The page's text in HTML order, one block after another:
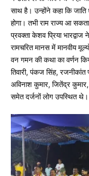
साथ है। उन्होंने कहा कि जाति
होगा। तभी राम राज्य आ
प्रवक्ता केशव प्रिया
रामचरित मानस में मानवीय
वन गमन की कथा का वर्णन
तिवारी, पंकज सिंह, रजनीकांत
अविनाश कुमार, जितेंद्र
समेत दर्जनों लोग उपस्थित थे।